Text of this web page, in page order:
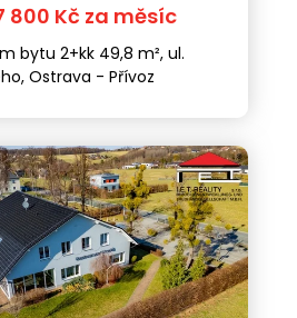
800 Kč za měsíc
bytu 2+kk 49,8 m², ul.
Ostrava - Přívoz